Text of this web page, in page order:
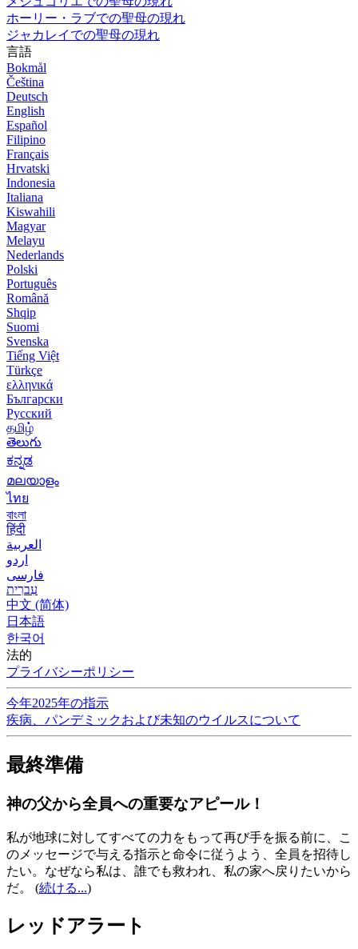
ホーリー・ラブでの聖母の現れ
ジャカレイでの聖母の現れ
言語
Bokmål
Čeština
Deutsch
English
Español
Filipino
Français
Hrvatski
Indonesia
Italiana
Kiswahili
Magyar
Melayu
Nederlands
Polski
Português
Română
Shqip
Suomi
Svenska
Tiếng Việt
Türkçe
ελληνικά
Български
Русский
தமிழ்
తెలుగు
ಕನ್ನಡ
മലയാളം
ไทย
বাংলা
हिंदी
العربية
اردو
فارسی
עִברִית
中文 (简体)
日本語
한국어
法的
プライバシーポリシー
今年2025年の指示
疾病、パンデミックおよび未知のウイルスについて
最終準備
神の父から全員への重要なアピール！
私が地球に対してすべての力をもって再び手を振る前に、こ
のメッセージで与える指示と命令に従うよう、全員を招待し
たい。なぜなら私は、誰でも救われ、私の家へ戻りたいから
だ。
(続ける...)
レッドアラート